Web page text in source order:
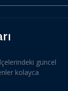
güncel
kolayca